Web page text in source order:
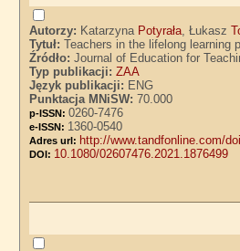
Autorzy: Katarzyna Potyrała, Łukasz
Tytuł:Teachers in the lifelong learning
Źródło:Journal of Education for
Typ publikacji:ZAA
Język publikacji: ENG
Punktacja MNiSW:70.000
p-ISSN:0260-7476
e-ISSN: 1360-0540
Adres url: http://www.tandfonline.com/
DOI: 10.1080/02607476.2021.1876499